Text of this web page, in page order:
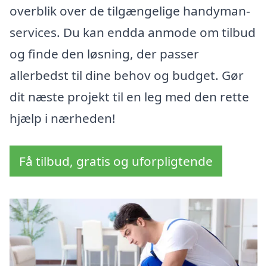
overblik over de tilgængelige handyman-
services. Du kan endda anmode om tilbud
og finde den løsning, der passer
allerbedst til dine behov og budget. Gør
dit næste projekt til en leg med den rette
hjælp i nærheden!
Få tilbud, gratis og uforpligtende